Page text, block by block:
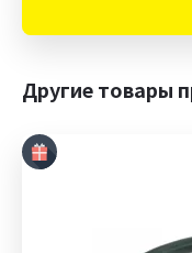
Другие товары